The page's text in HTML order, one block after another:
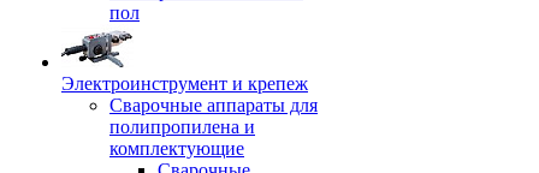
пол
Электроинструмент и крепеж
Сварочные аппараты для
полипропилена и
комплектующие